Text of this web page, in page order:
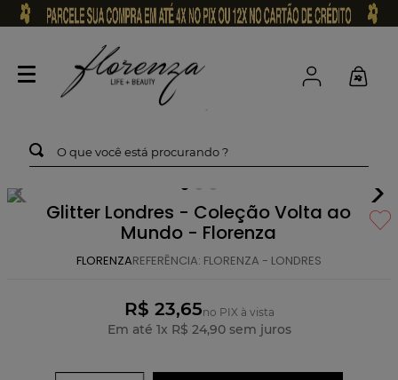
O que você está procurando ?
Glitter Londres - Coleção Volta ao
Mundo - Florenza
FLORENZAREFERÊNCIA: FLORENZA - LONDRES
R$ 23,65no PIX à vista
Em até 1x R$ 24,90sem juros